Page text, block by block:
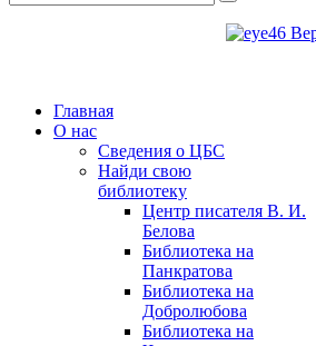
Главная
О нас
Сведения о ЦБС
Найди свою
библиотеку
Центр писателя В. И.
Белова
Библиотека на
Панкратова
Библиотека на
Добролюбова
Библиотека на